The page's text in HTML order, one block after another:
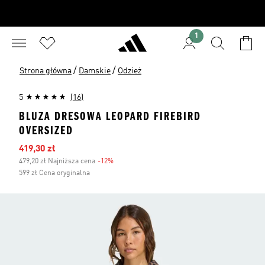
1
Strona główna / Damskie / Odzież
5 (16)
BLUZA DRESOWA LEOPARD FIREBIRD
OVERSIZED
Ceny na wyprzedaży
419,30 zł
479,20 zł Najniższa cena -12%
599 zł Cena oryginalna